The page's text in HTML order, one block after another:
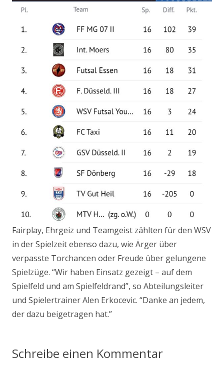
Fairplay, Ehrgeiz und Teamgeist zählten für den WSV
in der Spielzeit ebenso dazu, wie Ärger über
verpasste Torchancen oder Freude über gelungene
Spielzüge. “Wir haben Einsatz gezeigt – auf dem
Spielfeld und am Spielfeldrand”, so Abteilungsleiter
und Spielertrainer Alen Erkocevic. “Danke an jedem,
der dazu beigetragen hat.”
Schreibe einen Kommentar